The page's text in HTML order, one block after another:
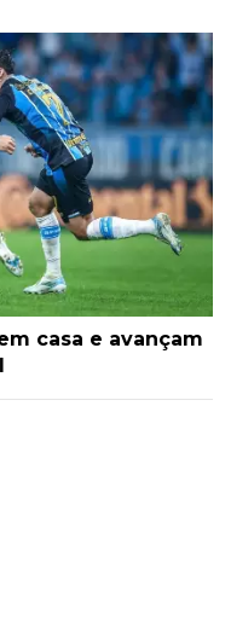
casa e avançam